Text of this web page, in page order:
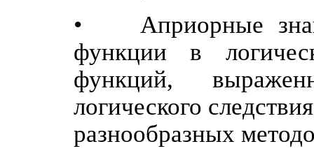
• Априорные
функции в
функций,
логического
разнообразных